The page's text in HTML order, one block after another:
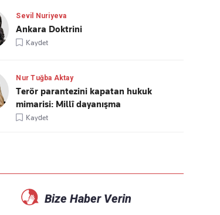
Sevil Nuriyeva
Ankara Doktrini
Kaydet
Nur Tuğba Aktay
Terör parantezini kapatan hukuk
mimarisi: Millî dayanışma
Kaydet
Bize Haber Verin